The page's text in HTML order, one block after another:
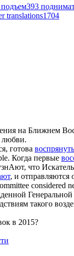
подъем393
translations1704
на Ближнем
любви.
готова воспрянуть
Когда первые
что
, и отправляются
considered
такого
в 2015?